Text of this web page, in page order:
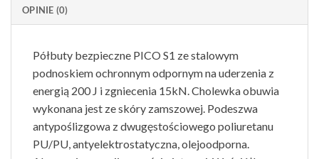
OPINIE (0)
Półbuty bezpieczne PICO S1 ze stalowym
podnoskiem ochronnym odpornym na uderzenia z
energią 200 J i zgniecenia 15kN. Cholewka obuwia
wykonana jest ze skóry zamszowej. Podeszwa
antypoślizgowa z dwugęstościowego poliuretanu
PU/PU, antyelektrostatyczna, olejoodporna.